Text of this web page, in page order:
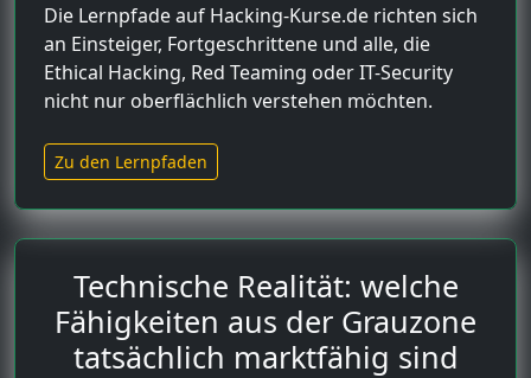
Die Lernpfade auf Hacking-Kurse.de richten sich
an Einsteiger, Fortgeschrittene und alle, die
Ethical Hacking, Red Teaming oder IT-Security
nicht nur oberflächlich verstehen möchten.
Zu den Lernpfaden
Technische Realität: welche
Fähigkeiten aus der Grauzone
tatsächlich marktfähig sind